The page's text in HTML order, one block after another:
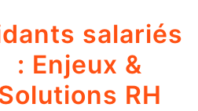
salariés
: Enjeux &
RH